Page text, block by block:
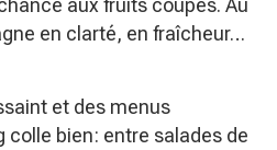
aux fruits coupés. Au
en clarté, en fraîcheur…
et des menus
bien: entre salades de